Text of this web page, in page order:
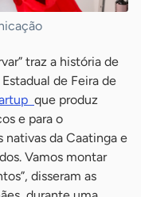
traz a história de
de Feira de
que produz
e para o
nativas da Caatinga e
Vamos montar
disseram as